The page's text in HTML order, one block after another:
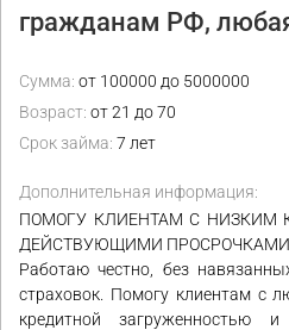
гражданам РФ,
Сумма: от 100000 до 5000000
Возраст: от 21 до 70
Срок займа: 7 лет
Дополнительная информация:
ПОМОГУ КЛИЕНТАМ С НИЗКИМ
ДЕЙСТВУЮЩИМИ
Работаю честно, без
страховок. Помогу клиентам с
кредитной загруженностью